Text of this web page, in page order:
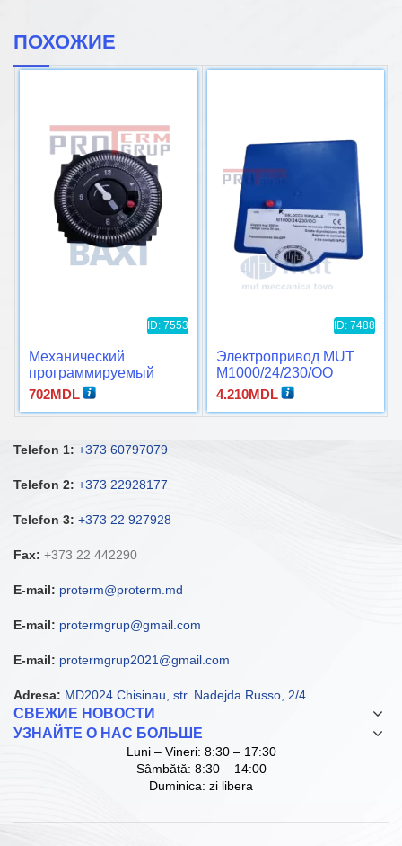
ПОХОЖИЕ
ID: 7553
Механический
программируемый
таймер Baxi KHG
702MDL
ID: 7488
Электропривод MUT
M1000/24/230/OO
4.210MDL
Telefon 1: +373 60797079
Telefon 2: +373 22928177
Telefon 3: +373 22 927928
Fax: +373 22 442290
E-mail: proterm@proterm.md
E-mail: protermgrup@gmail.com
E-mail: protermgrup2021@gmail.com
Adresa: MD2024 Chisinau, str. Nadejda Russo, 2/4
СВЕЖИЕ НОВОСТИ
УЗНАЙТЕ О НАС БОЛЬШЕ
Luni – Vineri: 8:30 – 17:30
Sâmbătă: 8:30 – 14:00
Duminica: zi libera